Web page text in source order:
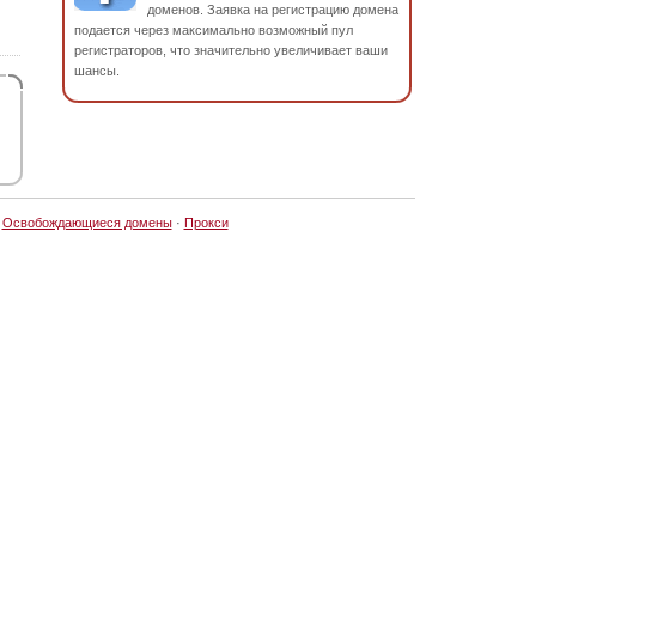
доменов. Заявка на регистрацию домена
подается через максимально возможный пул
регистраторов, что значительно увеличивает ваши
шансы.
Освобождающиеся домены· Прокси